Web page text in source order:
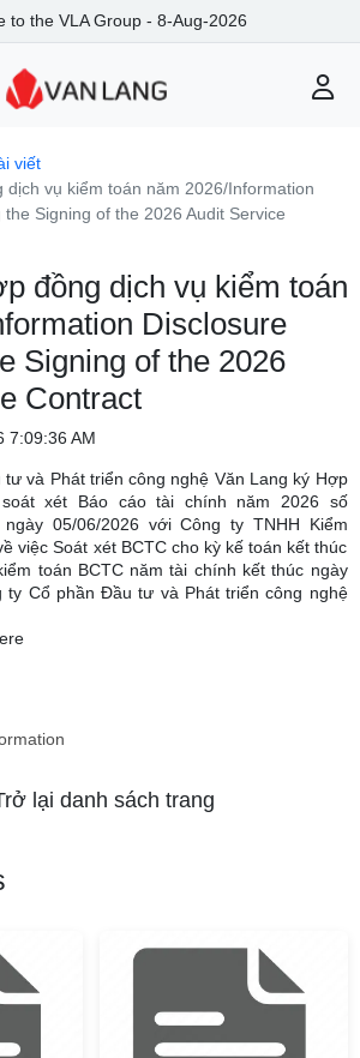
to the VLA Group - 8-Aug-2026
viết
dịch vụ kiểm toán năm 2026/Information
Signing of the 2026 Audit Service
đồng dịch vụ kiểm toán
Disclosure
Signing of the 2026
Contract
7:09:36 AM
và Phát triển công nghệ Văn Lang ký Hợp
xét Báo cáo tài chính năm 2026 số
ngày 05/06/2026 với Công ty TNHH Kiểm
việc Soát xét BCTC cho kỳ kế toán kết thúc
toán BCTC năm tài chính kết thúc ngày
ty Cổ phần Đầu tư và Phát triển công nghệ
lại danh sách trang